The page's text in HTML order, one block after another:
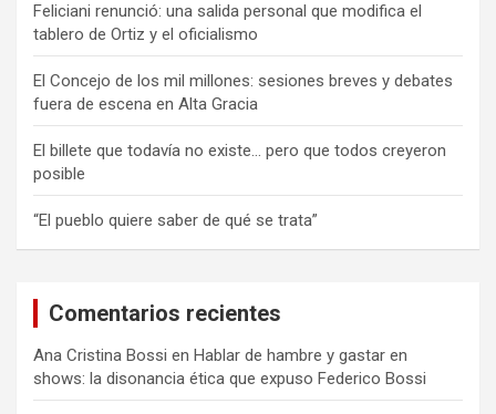
Feliciani renunció: una salida personal que modifica el
tablero de Ortiz y el oficialismo
El Concejo de los mil millones: sesiones breves y debates
fuera de escena en Alta Gracia
El billete que todavía no existe… pero que todos creyeron
posible
“El pueblo quiere saber de qué se trata”
Comentarios recientes
Ana Cristina Bossi en Hablar de hambre y gastar en
shows: la disonancia ética que expuso Federico Bossi